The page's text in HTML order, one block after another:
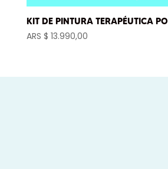
KIT DE PINTURA TERAPÉUTICA
ARS $ 13.990,00